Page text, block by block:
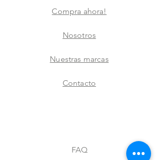
Compra ahora!
Nosotros
Nuestras marcas
Contacto
FAQ